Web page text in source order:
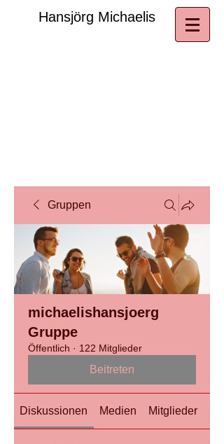
​Hansjörg Michaelis
Gruppen
michaelishansjoerg
Gruppe
Öffentlich · 122 Mitglieder
Beitreten
Diskussionen Medien Mitglieder